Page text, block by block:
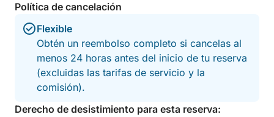
Política de cancelación
Flexible
Obtén un reembolso completo si cancelas al
menos 24 horas antes del inicio de tu reserva
(excluidas las tarifas de servicio y la
comisión).
Derecho de desistimiento para esta reserva: